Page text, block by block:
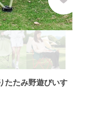
たたみ野遊びいす